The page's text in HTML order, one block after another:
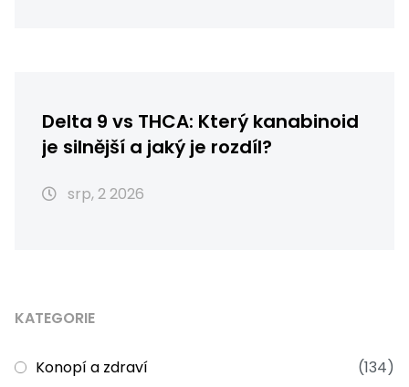
Delta 9 vs THCA: Který kanabinoid
je silnější a jaký je rozdíl?
srp, 2 2026
KATEGORIE
Konopí a zdraví (134)